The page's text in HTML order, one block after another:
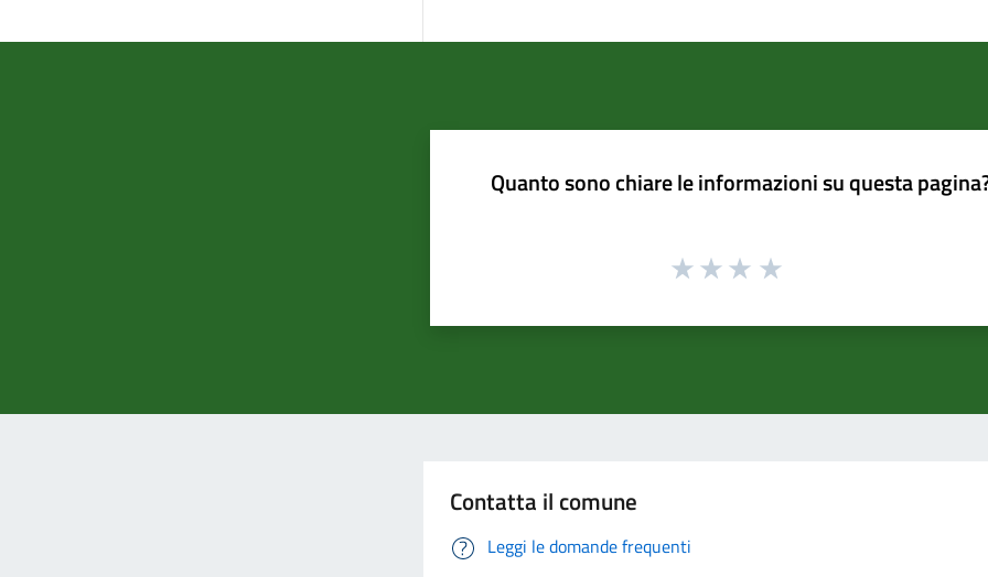
Quanto sono chiare le informazioni su questa
Contatta il comune
Leggi le domande frequenti